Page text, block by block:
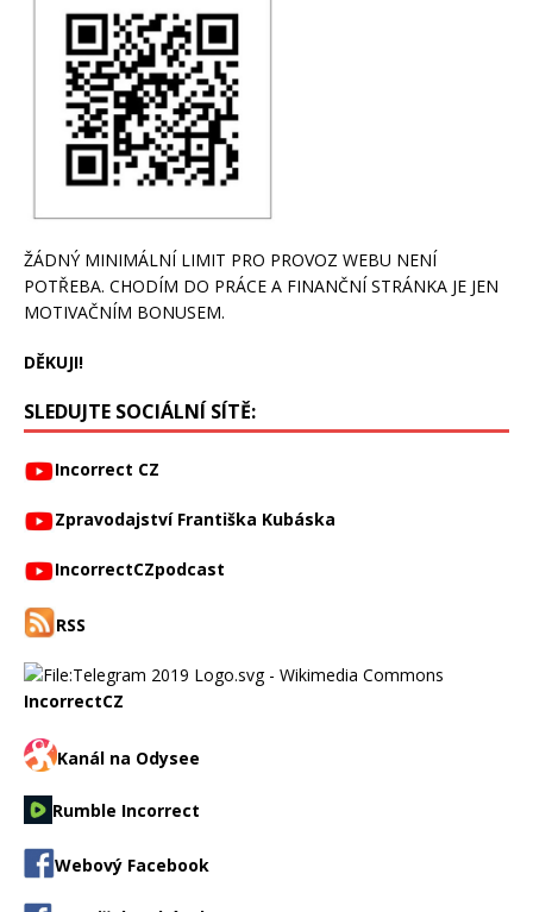
ŽÁDNÝ MINIMÁLNÍ LIMIT PRO PROVOZ WEBU NENÍ
POTŘEBA. CHODÍM DO PRÁCE A FINANČNÍ STRÁNKA JE JEN
MOTIVAČNÍM BONUSEM.
DĚKUJI!
SLEDUJTE SOCIÁLNÍ SÍTĚ:
Incorrect CZ
Zpravodajství Františka Kubáska
IncorrectCZpodcast
RSS
IncorrectCZ
Kanál na Odysee
Rumble Incorrect
Webový Facebook